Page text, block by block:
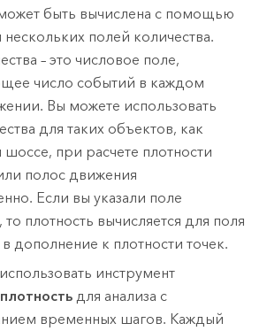
быть вычислена с помощью
полей количества.
– это числовое поле,
число событий в каждом
Вы можете использовать
для таких объектов, как
при расчете плотности
полос движения
Если вы указали поле
то плотность вычисляется для поля
в дополнение к плотности точек.
инструмент
для анализа с
временных шагов. Каждый